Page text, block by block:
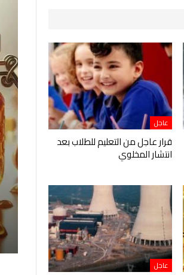
عاجل
قرار عاجل من التعليم للطلاب بعد
انتشار المخلوي
عاجل